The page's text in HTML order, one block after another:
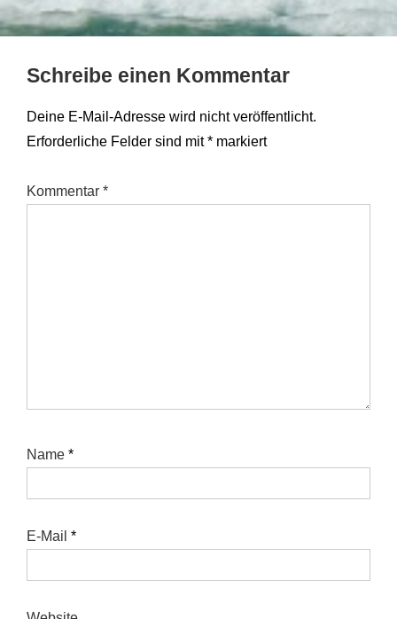
Schreibe einen Kommentar
Deine E-Mail-Adresse wird nicht veröffentlicht.
Erforderliche Felder sind mit* markiert
Kommentar *
Name *
E-Mail *